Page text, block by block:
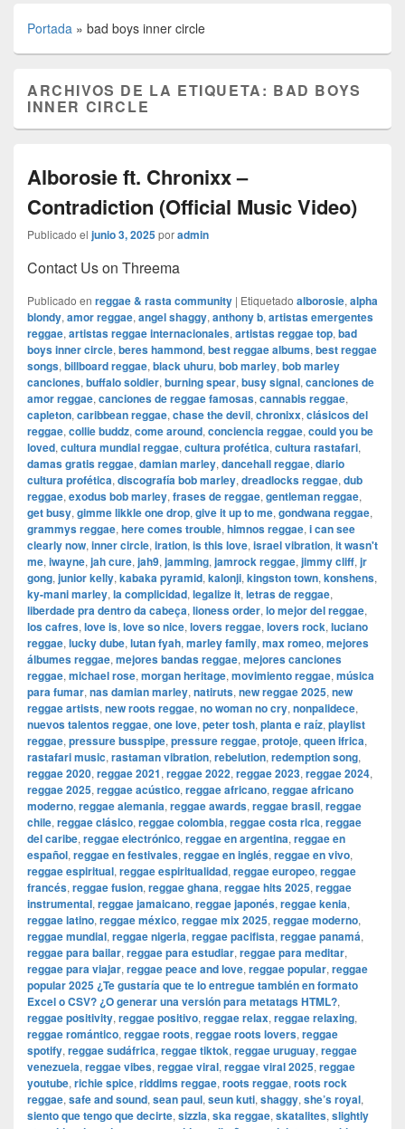
Portada » bad boys inner circle
ARCHIVOS DE LA ETIQUETA: BAD BOYS
INNER CIRCLE
Alborosie ft. Chronixx –
Contradiction (Official Music Video)
Publicado el junio 3, 2025poradmin
Contact Us on Threema
Publicado en reggae & rasta community | Etiquetado alborosie, alpha
blondy, amor reggae, angel shaggy, anthony b, artistas emergentes
reggae, artistas reggae internacionales, artistas reggae top, bad
boys inner circle, beres hammond, best reggae albums, best reggae
songs, billboard reggae, black uhuru, bob marley, bob marley
canciones, buffalo soldier, burning spear, busy signal, canciones de
amor reggae, canciones de reggae famosas, cannabis reggae,
capleton, caribbean reggae, chase the devil, chronixx, clásicos del
reggae, collie buddz, come around, conciencia reggae, could you be
loved, cultura mundial reggae, cultura profética, cultura rastafari,
damas gratis reggae, damian marley, dancehall reggae, diario
cultura profética, discografía bob marley, dreadlocks reggae, dub
reggae, exodus bob marley, frases de reggae, gentleman reggae,
get busy, gimme likkle one drop, give it up to me, gondwana reggae,
grammys reggae, here comes trouble, himnos reggae, i can see
clearly now, inner circle, iration, is this love, israel vibration, it wasn't
me, iwayne, jah cure, jah9, jamming, jamrock reggae, jimmy cliff, jr
gong, junior kelly, kabaka pyramid, kalonji, kingston town, konshens,
ky-mani marley, la complicidad, legalize it, letras de reggae,
liberdade pra dentro da cabeça, lioness order, lo mejor del reggae,
los cafres, love is, love so nice, lovers reggae, lovers rock, luciano
reggae, lucky dube, lutan fyah, marley family, max romeo, mejores
álbumes reggae, mejores bandas reggae, mejores canciones
reggae, michael rose, morgan heritage, movimiento reggae, música
para fumar, nas damian marley, natiruts, new reggae 2025, new
reggae artists, new roots reggae, no woman no cry, nonpalidece,
nuevos talentos reggae, one love, peter tosh, planta e raíz, playlist
reggae, pressure busspipe, pressure reggae, protoje, queen ifrica,
rastafari music, rastaman vibration, rebelution, redemption song,
reggae 2020, reggae 2021, reggae 2022, reggae 2023, reggae 2024,
reggae 2025, reggae acústico, reggae africano, reggae africano
moderno, reggae alemania, reggae awards, reggae brasil, reggae
chile, reggae clásico, reggae colombia, reggae costa rica, reggae
del caribe, reggae electrónico, reggae en argentina, reggae en
español, reggae en festivales, reggae en inglés, reggae en vivo,
reggae espiritual, reggae espiritualidad, reggae europeo, reggae
francés, reggae fusion, reggae ghana, reggae hits 2025, reggae
instrumental, reggae jamaicano, reggae japonés, reggae kenia,
reggae latino, reggae méxico, reggae mix 2025, reggae moderno,
reggae mundial, reggae nigeria, reggae pacifista, reggae panamá,
reggae para bailar, reggae para estudiar, reggae para meditar,
reggae para viajar, reggae peace and love, reggae popular, reggae
popular 2025 ¿Te gustaría que te lo entregue también en formato
Excel o CSV? ¿O generar una versión para metatags HTML?,
reggae positivity, reggae positivo, reggae relax, reggae relaxing,
reggae romántico, reggae roots, reggae roots lovers, reggae
spotify, reggae sudáfrica, reggae tiktok, reggae uruguay, reggae
venezuela, reggae vibes, reggae viral, reggae viral 2025, reggae
youtube, richie spice, riddims reggae, roots reggae, roots rock
reggae, safe and sound, sean paul, seun kuti, shaggy, she’s royal,
siento que tengo que decirte, sizzla, ska reggae, skatalites, slightly